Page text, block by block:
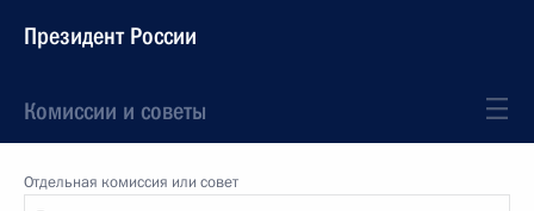
Президент России
Комиссии и советы
Отдельная комиссия или совет